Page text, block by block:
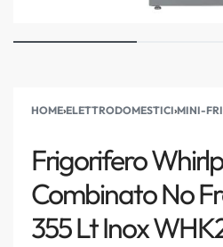
HOME›ELETTRODOMESTICI›MINI-
Frigorifero
Combinato No
355 Lt Inox